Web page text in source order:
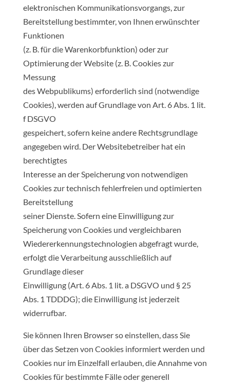
elektronischen Kommunikationsvorgangs, zur
Bereitstellung bestimmter, von Ihnen erwünschter
Funktionen
(z. B. für die Warenkorbfunktion) oder zur
Optimierung der Website (z. B. Cookies zur
Messung
des Webpublikums) erforderlich sind (notwendige
Cookies), werden auf Grundlage von Art. 6 Abs. 1 lit.
f DSGVO
gespeichert, sofern keine andere Rechtsgrundlage
angegeben wird. Der Websitebetreiber hat ein
berechtigtes
Interesse an der Speicherung von notwendigen
Cookies zur technisch fehlerfreien und optimierten
Bereitstellung
seiner Dienste. Sofern eine Einwilligung zur
Speicherung von Cookies und vergleichbaren
Wiedererkennungstechnologien abgefragt wurde,
erfolgt die Verarbeitung ausschließlich auf
Grundlage dieser
Einwilligung (Art. 6 Abs. 1 lit. a DSGVO und § 25
Abs. 1 TDDDG); die Einwilligung ist jederzeit
widerrufbar.
Sie können Ihren Browser so einstellen, dass Sie
über das Setzen von Cookies informiert werden und
Cookies nur im Einzelfall erlauben, die Annahme von
Cookies für bestimmte Fälle oder generell